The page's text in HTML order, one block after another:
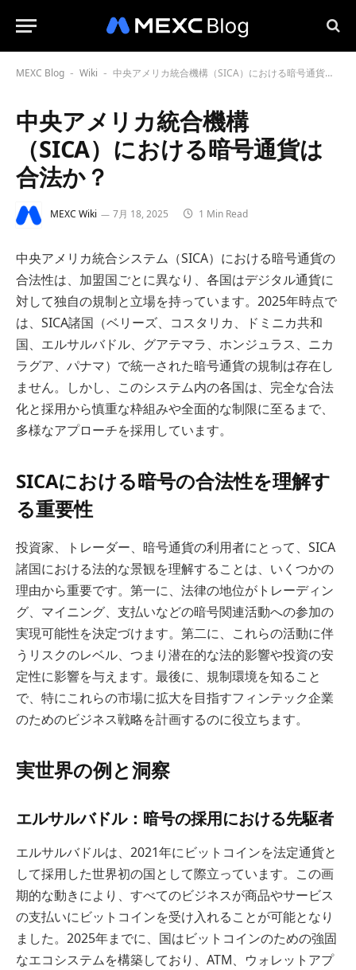
MEXC Blog - Wiki - 中央アメリカ統合機構（SICA）における暗号通貨は合法か？
中央アメリカ統合機構
（SICA）における暗号通貨は
合法か？
MEXC Wiki 7月 18, 2025 1 Min Read
中央アメリカ統合システム（SICA）における暗号通貨の
合法性は、加盟国ごとに異なり、各国はデジタル通貨に
対して独自の規制と立場を持っています。2025年時点で
は、SICA諸国（ベリーズ、コスタリカ、ドミニカ共和
国、エルサルバドル、グアテマラ、ホンジュラス、ニカ
ラグア、パナマ）で統一された暗号通貨の規制は存在し
ません。しかし、このシステム内の各国は、完全な合法
化と採用から慎重な枠組みや全面的な制限に至るまで、
多様なアプローチを採用しています。
SICAにおける暗号の合法性を理解す
る重要性
投資家、トレーダー、暗号通貨の利用者にとって、SICA
諸国における法的な景観を理解することは、いくつかの
理由から重要です。第一に、法律の地位がトレーディン
グ、マイニング、支払いなどの暗号関連活動への参加の
実現可能性を決定づけます。第二に、これらの活動に伴
うリスクのレベル、つまり潜在的な法的影響や投資の安
定性に影響を与えます。最後に、規制環境を知ること
で、特にこれらの市場に拡大を目指すフィンテック企業
のためのビジネス戦略を計画するのに役立ちます。
実世界の例と洞察
エルサルバドル：暗号の採用における先駆者
エルサルバドルは、2021年にビットコインを法定通貨と
して採用した世界初の国として際立っています。この画
期的な動きにより、すべてのビジネスが商品やサービス
の支払いにビットコインを受け入れることが可能となり
ました。2025年までに、国はビットコインのための強固
なエコシステムを構築しており、ATM、ウォレットアプ